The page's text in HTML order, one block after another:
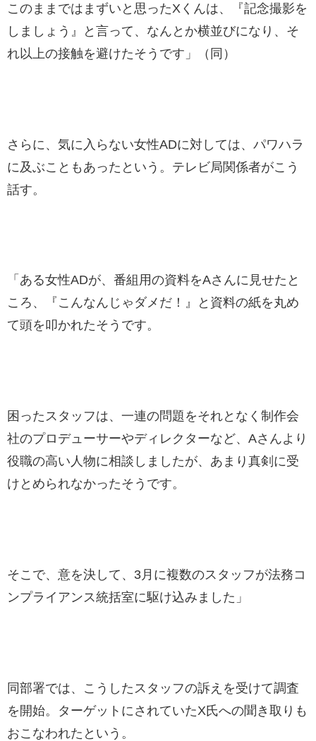
このままではまずいと思ったXくんは、『記念撮影を
しましょう』と言って、なんとか横並びになり、そ
れ以上の接触を避けたそうです」（同）
さらに、気に入らない女性ADに対しては、パワハラ
に及ぶこともあったという。テレビ局関係者がこう
話す。
「ある女性ADが、番組用の資料をAさんに見せたと
ころ、『こんなんじゃダメだ！』と資料の紙を丸め
て頭を叩かれたそうです。
困ったスタッフは、一連の問題をそれとなく制作会
社のプロデューサーやディレクターなど、Aさんより
役職の高い人物に相談しましたが、あまり真剣に受
けとめられなかったそうです。
そこで、意を決して、3月に複数のスタッフが法務コ
ンプライアンス統括室に駆け込みました」
同部署では、こうしたスタッフの訴えを受けて調査
を開始。ターゲットにされていたX氏への聞き取りも
おこなわれたという。